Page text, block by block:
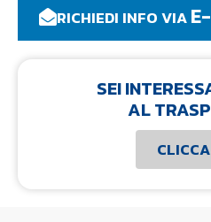
RICHIEDI INFO VIA
SEI
AL